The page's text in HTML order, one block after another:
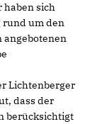
haben sich
rund um den
angebotenen
Lichtenberger
dass der
berücksichtigt